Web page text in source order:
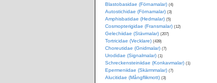
Blastobasidae (Förnamalar) (4)
Autostichidae (Förnamalar) (3)
Amphisbatidae (Hedmalar) (5)
Cosmopterigidae (Fransmalar) (12)
Gelechiidae (Stävmalar) (207)
Tortricidae (Vecklare) (439)
Choreutidae (Gnidmalar) (7)
Urodidae (Signalmalar) (1)
Schreckensteiniidae (Konkavmalar) (1)
Epermeniidae (Skärmmalar) (7)
Alucitidae (Mångflikmott) (3)